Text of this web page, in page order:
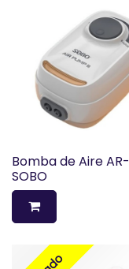
Bomba de Aire
SOBO